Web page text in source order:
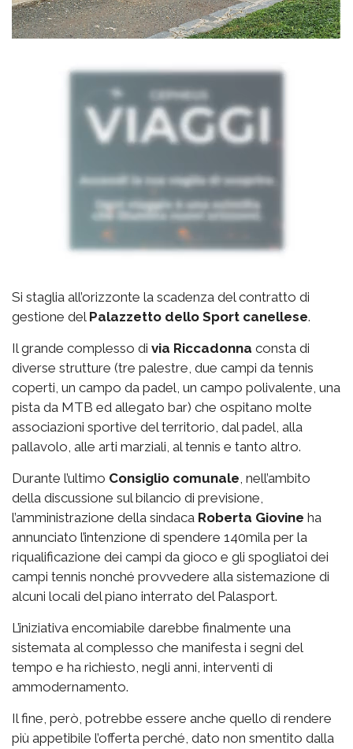
Si staglia all’orizzonte la scadenza del contratto di
gestione del Palazzetto dello Sport canellese.
Il grande complesso di via Riccadonna consta di
diverse strutture (tre palestre, due campi da tennis
coperti, un campo da padel, un campo polivalente, una
pista da MTB ed allegato bar) che ospitano molte
associazioni sportive del territorio, dal padel, alla
pallavolo, alle arti marziali, al tennis e tanto altro.
Durante l’ultimo Consiglio comunale, nell’ambito
della discussione sul bilancio di previsione,
l’amministrazione della sindaca Roberta Giovine ha
annunciato l’intenzione di spendere 140mila per la
riqualificazione dei campi da gioco e gli spogliatoi dei
campi tennis nonché provvedere alla sistemazione di
alcuni locali del piano interrato del Palasport.
L’iniziativa encomiabile darebbe finalmente una
sistemata al complesso che manifesta i segni del
tempo e ha richiesto, negli anni, interventi di
ammodernamento.
Il fine, però, potrebbe essere anche quello di rendere
più appetibile l’offerta perché, dato non smentito dalla